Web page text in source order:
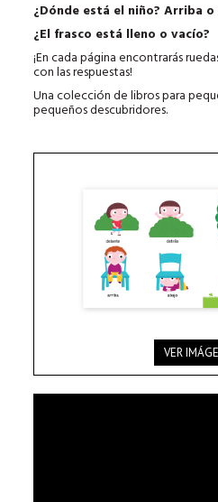
¿Dónde está el niño? Arriba
¿El frasco está lleno o vacío?
¡En cada página encontrarás
con las respuestas!
Una colección de libros para
pequeños descubridores.
VER